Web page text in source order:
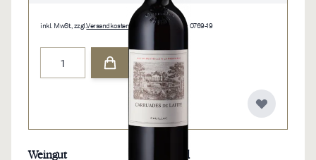
inkl. MwSt., zzgl.Versandkosten• 0,75 l • 320,00 €/l • 0769-19
Weingut Land